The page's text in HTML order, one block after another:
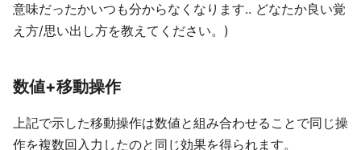
意味だったかいつも分からなくなります.. どなたか良い覚
え方/思い出し方を教えてください。)
数値+移動操作
上記で示した移動操作は数値と組み合わせることで同じ操
作を複数回入力したのと同じ効果を得られます。